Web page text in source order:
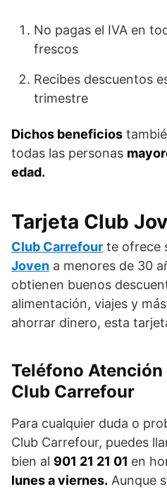
No pagas el IVA en
frescos
Recibes descuentos
trimestre
Dichos beneficios
todas las personas
edad.
Tarjeta Club
Club Carrefour te ofrece
Joven a menores de 30
obtienen buenos
alimentación, viajes y
ahorrar dinero, esta
Teléfono
Club Carrefour
Para cualquier duda o
Club Carrefour, puedes
bien al 901 21 21 01 en
lunes a viernes. Aunque